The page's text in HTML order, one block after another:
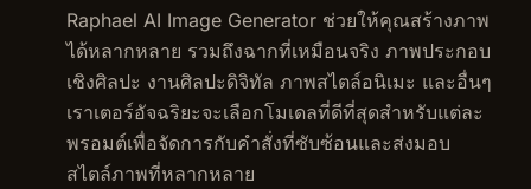
Raphael AI Image Generator ช่วยให้คุณสร้างภาพ
ได้หลากหลาย รวมถึงฉากที่เหมือนจริง ภาพประกอบ
เชิงศิลปะ งานศิลปะดิจิทัล ภาพสไตล์อนิเมะ และอื่นๆ
เราเตอร์อัจฉริยะจะเลือกโมเดลที่ดีที่สุดสำหรับแต่ละ
พรอมต์เพื่อจัดการกับคำสั่งที่ซับซ้อนและส่งมอบ
สไตล์ภาพที่หลากหลาย